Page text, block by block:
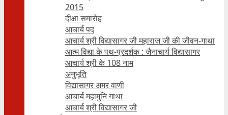
2015
दीक्षा समारोह
आचार्य पद
आचार्य श्री विद्यासागर जी महाराज जी की जीवन-गाथा
आत्म विद्या के पथ-प्रदर्शक : जैनाचार्य विद्यासागर
आचार्य श्री के 108 नाम
अनुभूति
विद्यासागर अमर वाणी
आचार्य महामुनि गाथा
आचार्य श्री विद्यासागर जी